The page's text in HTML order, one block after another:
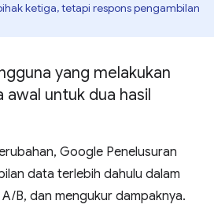
ketiga, tetapi respons pengambilan
yang melakukan
untuk dua hasil
Google Penelusuran
data terlebih dahulu dalam
B, dan mengukur dampaknya.